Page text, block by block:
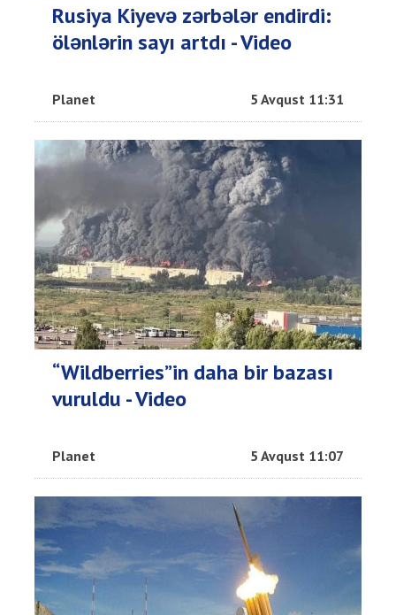
Rusiya Kiyevə zərbələr endirdi:
ölənlərin sayı artdı - Video
Planet 5 Avqust 11:31
“Wildberries”in daha bir bazası
vuruldu - Video
Planet 5 Avqust 11:07